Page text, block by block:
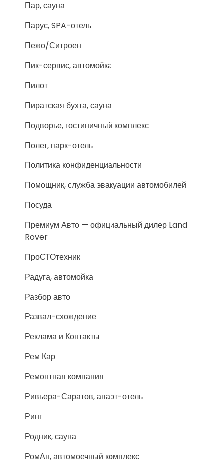
Пар, сауна
Парус, SPA-отель
Пежо/Ситроен
Пик-сервис, автомойка
Пилот
Пиратская бухта, сауна
Подворье, гостиничный комплекс
Полет, парк-отель
Политика конфиденциальности
Помощник, служба эвакуации автомобилей
Посуда
Премиум Авто — официальный дилер Land
Rover
ПроСТОтехник
Радуга, автомойка
Разбор авто
Развал-схождение
Реклама и Контакты
Рем Кар
Ремонтная компания
Ривьера-Саратов, апарт-отель
Ринг
Родник, сауна
РомАн, автомоечный комплекс